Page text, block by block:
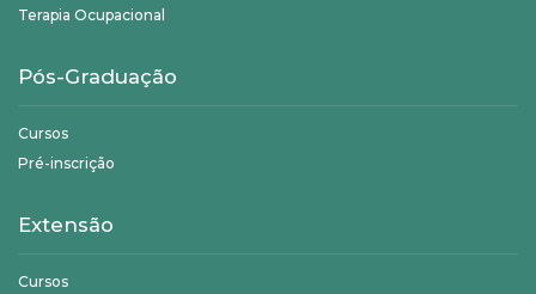
Terapia Ocupacional
Pós-Graduação
Cursos
Pré-inscrição
Extensão
Cursos